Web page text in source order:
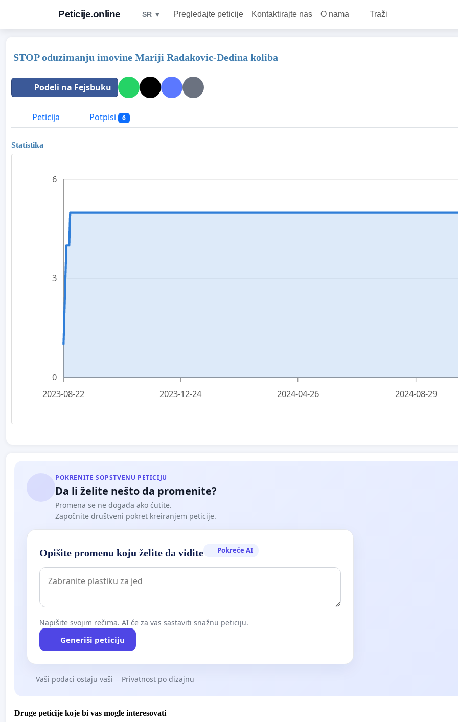
Peticije.online SR ▼ Pregledajte peticije Kontaktirajte nas O nama Traži
STOP oduzimanju imovine Mariji Radakovic-Dedina koliba
Podeli na Fejsbuku
Peticija Potpisi 6
Statistika
0
3
6
2023-08-22 2023-12-24 2024-04-26 2024-08-29
POKRENITE SOPSTVENU PETICIJU
Da li želite nešto da promenite?
Promena se ne događa ako ćutite.
Započnite društveni pokret kreiranjem peticije.
Opišite promenu koju želite da vidite Pokreće AI
Napišite svojim rečima. AI će za vas sastaviti snažnu peticiju.
Generiši peticiju
Vaši podaci ostaju vaši Privatnost po dizajnu
Druge peticije koje bi vas mogle interesovati